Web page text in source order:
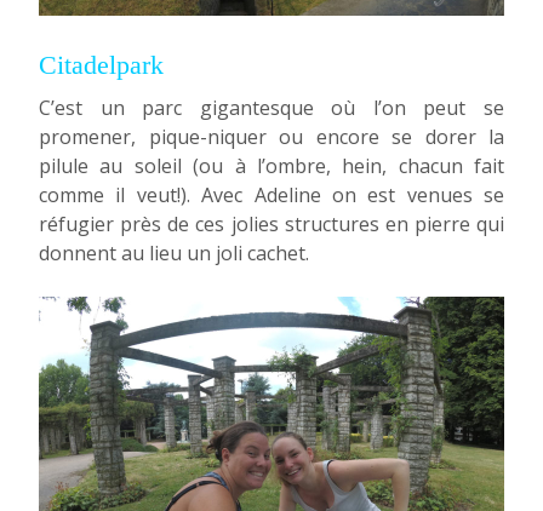
Citadelpark
C’est un parc gigantesque où l’on peut se
promener, pique-niquer ou encore se dorer la
pilule au soleil (ou à l’ombre, hein, chacun fait
comme il veut!). Avec Adeline on est venues se
réfugier près de ces jolies structures en pierre qui
donnent au lieu un joli cachet.